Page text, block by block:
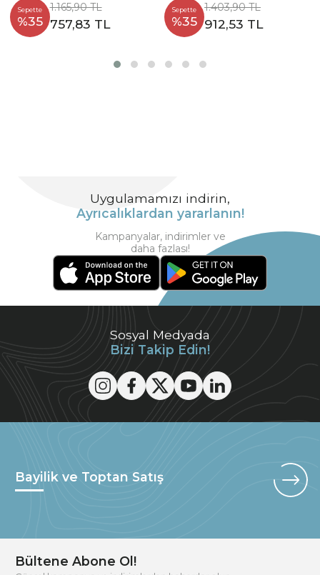
Sepette
%35
1.165,90 TL
757,83 TL
Sepette
%35
1.403,90 TL
912,53 TL
Sosyal Medyada
Bizi Takip Edin!
Uygulamamızı indirin,
Ayrıcalıklardan yararlanın!
Kampanyalar, indirimler ve
daha fazlası!
Bayilik ve Toptan Satış
Bültene Abone Ol!